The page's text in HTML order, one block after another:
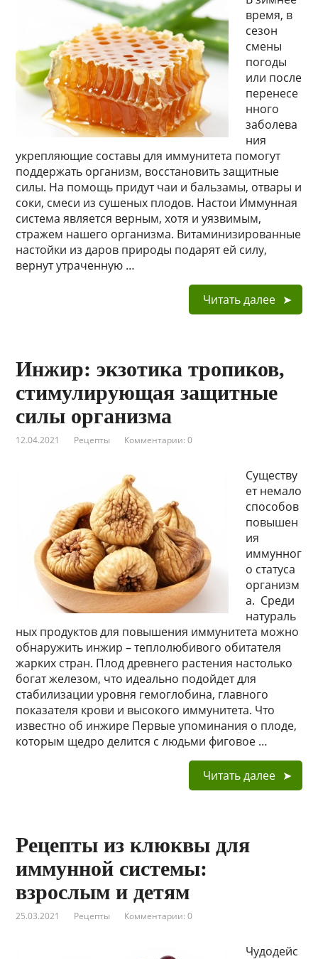
время, в
сезон
смены
погоды
или после
перенесе
нного
заболева
ния
укрепляющие составы для иммунитета помогут
поддержать организм, восстановить защитные
силы. На помощь придут чаи и бальзамы, отвары и
соки, смеси из сушеных плодов. Настои Иммунная
система является верным, хотя и уязвимым,
стражем нашего организма. Витаминизированные
настойки из даров природы подарят ей силу,
вернут утраченную …
Читать далее
Инжир: экзотика тропиков,
стимулирующая защитные
силы организма
12.04.2021 Рецепты Комментарии: 0
Существу
ет немало
способов
повышен
ия
иммунног
о статуса
организм
а. Среди
натураль
ных продуктов для повышения иммунитета можно
обнаружить инжир – теплолюбивого обитателя
жарких стран. Плод древнего растения настолько
богат железом, что идеально подойдет для
стабилизации уровня гемоглобина, главного
показателя крови и высокого иммунитета. Что
известно об инжире Первые упоминания о плоде,
которым щедро делится с людьми фиговое …
Читать далее
Рецепты из клюквы для
иммунной системы:
взрослым и детям
25.03.2021 Рецепты Комментарии: 0
Чудодейс